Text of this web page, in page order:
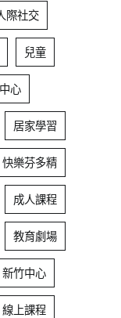
際社交
兒童
心
居家學習
快樂芬多精
成人課程
教育劇場
新竹中心
線上課程